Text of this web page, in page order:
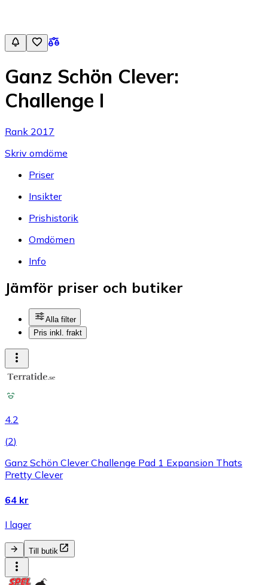
Ganz Schön Clever:
Challenge I
Rank 2017
Skriv omdöme
Priser
Insikter
Prishistorik
Omdömen
Info
Jämför priser och butiker
Alla filter
Pris inkl. frakt
4.2
(2)
Ganz Schön Clever Challenge Pad 1 Expansion Thats
Pretty Clever
64 kr
I lager
Till butik